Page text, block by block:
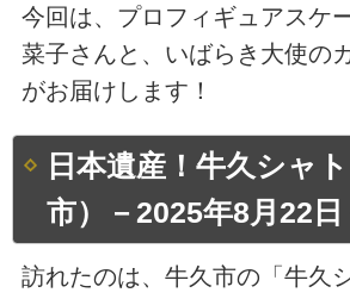
今回は、プロフィギュアスケ
菜子さんと、いばらき大使の
がお届けします！
日本遺産！牛久シャ
市）－2025年8月22日
訪れたのは、牛久市の「牛久